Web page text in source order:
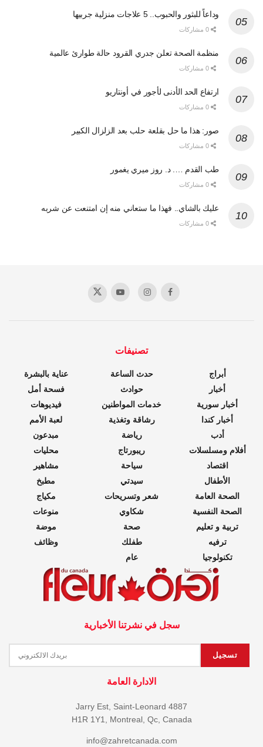
وداعاً للبثور والحبوب.. 5 علاجات منزلية جربيها
منظمة الصحة تعلن جدري القرود حالة طوارئ عالمية
ارتفاع الحد الأدنى لأجور في أونتاريو
صور: هذا ما حل بقلعة حلب بعد الزلزال الكبير
طب القدم …. د. روز ميري يغمور
عليك بالشاي.. فهذا ما ستعاني منه إن امتنعت عن شربه
تصنيفات
أبراج
أخبار
أخبار سورية
أخبار كندا
أدب
أفلام ومسلسلات
اقتصاد
الأطفال
الصحة العامة
الصحة النفسية
تربية و تعليم
ترفيه
تكنولوجيا
حدث الساعة
حوادث
خدمات المواطنين
رشاقة وتغذية
رياضة
ريبورتاج
سياحة
سيدتي
شعر وتسريحات
شكاوي
صحة
طفلك
عام
عناية بالبشرة
فسحة أمل
فيديوهات
لعبة الأمم
مبدعون
محليات
مشاهير
مطبخ
مكياج
منوعات
موضة
وظائف
سجل في نشرتنا الأخبارية
الادارة العامة
4887 Jarry Est, Saint-Leonard
H1R 1Y1, Montreal, Qc, Canada
info@zahretcanada.com